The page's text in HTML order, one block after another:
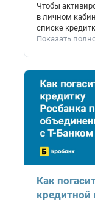
Чтобы
в личном
списке
Показать
Как
кредитной